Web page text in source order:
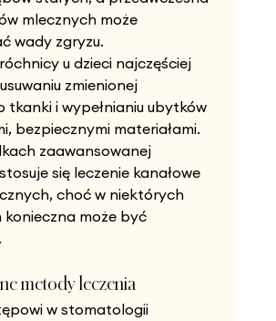
mlecznych może
wady zgryzu.
u dzieci najczęściej
zmienionej
tkanki i wypełnianiu ubytków
bezpiecznymi materiałami.
zaawansowanej
się leczenie kanałowe
choć w niektórych
może być
metody leczenia
w stomatologii